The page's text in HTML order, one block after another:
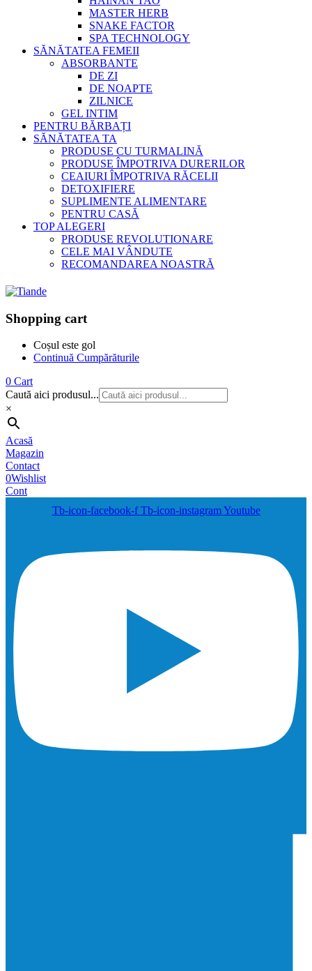
MASTER HERB
SNAKE FACTOR
SPA TECHNOLOGY
SĂNĂTATEA FEMEII
ABSORBANTE
DE ZI
DE NOAPTE
ZILNICE
GEL INTIM
PENTRU BĂRBAȚI
SĂNĂTATEA TA
PRODUSE CU TURMALINĂ
PRODUSE ÎMPOTRIVA DURERILOR
CEAIURI ÎMPOTRIVA RĂCELII
DETOXIFIERE
SUPLIMENTE ALIMENTARE
PENTRU CASĂ
TOP ALEGERI
PRODUSE REVOLUTIONARE
CELE MAI VÂNDUTE
RECOMANDAREA NOASTRĂ
Shopping cart
Coșul este gol
Continuă Cumpărăturile
0 Cart
Caută aici produsul...
×
Acasă
Magazin
Contact
0Wishlist
Cont
Tb-icon-facebook-f Tb-icon-instagram Youtube